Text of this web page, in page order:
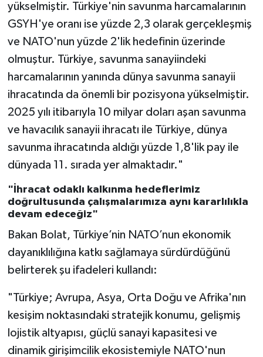
yükselmiştir. Türkiye'nin savunma harcamalarının
GSYH'ye oranı ise yüzde 2,3 olarak gerçekleşmiş
ve NATO'nun yüzde 2'lik hedefinin üzerinde
olmuştur. Türkiye, savunma sanayiindeki
harcamalarının yanında dünya savunma sanayii
ihracatında da önemli bir pozisyona yükselmiştir.
2025 yılı itibarıyla 10 milyar doları aşan savunma
ve havacılık sanayii ihracatı ile Türkiye, dünya
savunma ihracatında aldığı yüzde 1,8'lik pay ile
dünyada 11. sırada yer almaktadır."
"İhracat odaklı kalkınma hedeflerimiz
doğrultusunda çalışmalarımıza aynı kararlılıkla
devam edeceğiz"
Bakan Bolat, Türkiye’nin NATO’nun ekonomik
dayanıklılığına katkı sağlamaya sürdürdüğünü
belirterek şu ifadeleri kullandı:
"Türkiye; Avrupa, Asya, Orta Doğu ve Afrika'nın
kesişim noktasındaki stratejik konumu, gelişmiş
lojistik altyapısı, güçlü sanayi kapasitesi ve
dinamik girişimcilik ekosistemiyle NATO'nun